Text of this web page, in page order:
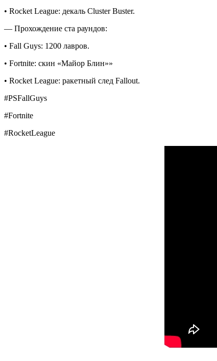
• Rocket League: декаль Cluster Buster.
— Прохождение ста раундов:
• Fall Guys: 1200 лавров.
• Fortnite: скин «Майор Блин»»
• Rocket League: ракетный след Fallout.
#PSFallGuys
#Fortnite
#RocketLeague